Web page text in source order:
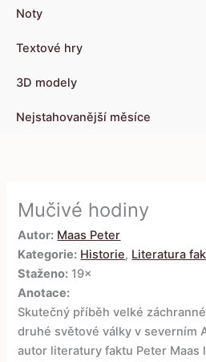
Noty
Textové hry
3D modely
Nejstahovanější měsíce
Mučivé hodiny
Autor: Maas Peter
Kategorie: Historie, Literatura
Staženo: 19×
Anotace:
Skutečný příběh velké
druhé světové války v severním
autor literatury faktu Peter Maas